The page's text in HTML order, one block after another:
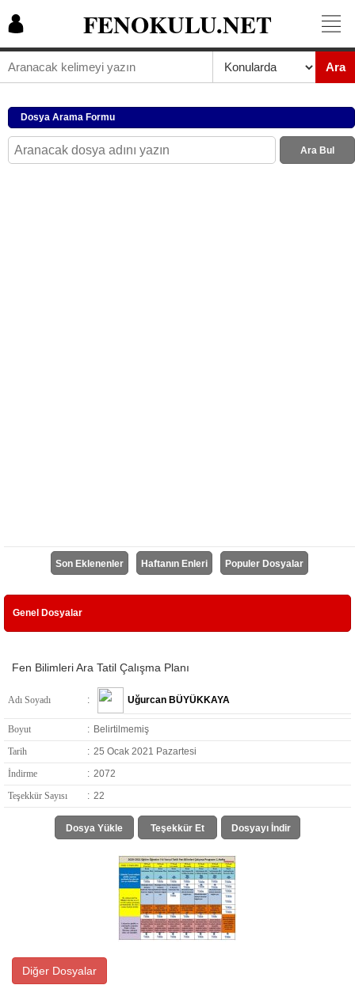
FENOKULU.NET
Ara
Dosya Arama Formu
Ara Bul
Son Eklenenler Haftanın Enleri Populer Dosyalar
Genel Dosyalar
Fen Bilimleri Ara Tatil Çalışma Planı
Adı Soyadı : Uğurcan BÜYÜKKAYA
Boyut : Belirtilmemiş
Tarih
: 25 Ocak 2021 Pazartesi
İndirme
: 2072
Teşekkür Sayısı
: 22
Dosya Yükle Teşekkür Et Dosyayı İndir
Diğer Dosyalar